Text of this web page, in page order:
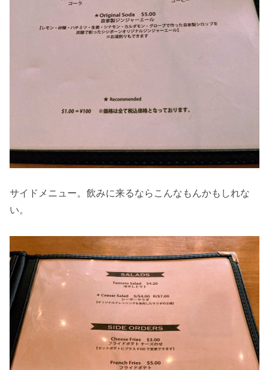
サイドメニュー。飲みに来るならこんなもんかもしれな
い。